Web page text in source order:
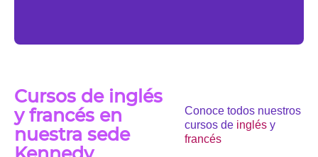
Cursos de inglés
y francés en
nuestra sede
Conoce todos nuestros
cursos de inglés y
francés